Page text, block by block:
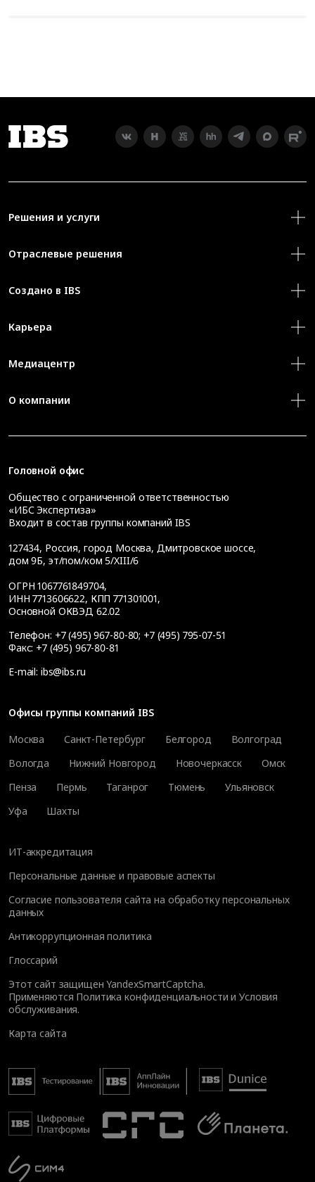
Решения и услуги
Отраслевые решения
Создано в IBS
Карьера
Медиацентр
О компании
Головной офис
Общество с ограниченной ответственностью
«ИБС Экспертиза»
Входит в состав группы компаний IBS
127434, Россия, город Москва, Дмитровское шоссе,
дом 9Б, эт/пом/ком 5/XIII/6
ОГРН 1067761849704,
ИНН 7713606622, КПП 771301001,
Основной ОКВЭД 62.02
Телефон: +7 (495) 967-80-80; +7 (495) 795-07-51
Факс: +7 (495) 967-80-81
E-mail: ibs@ibs.ru
Офисы группы компаний IBS
Москва
Санкт-Петербург Белгород
Волгоград
Вологда
Нижний Новгород Новочеркасск
Омск
Пенза
Пермь Таганрог Тюмень
Ульяновск
Уфа
Шахты
ИТ-аккредитация
Персональные данные и правовые аспекты
Согласие пользователя сайта на обработку персональных
данных
Антикоррупционная политика
Глоссарий
Этот сайт защищен YandexSmartCaptcha.
Применяются Политика конфиденциальности иУсловия
обслуживания.
Карта сайта